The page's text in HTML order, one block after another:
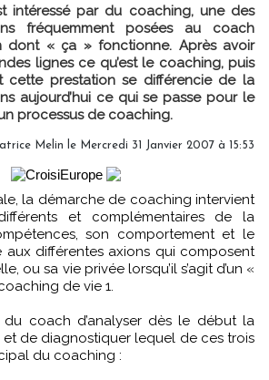
intéressé par du coaching, une des
fréquemment posées au coach
dont « ça » fonctionne. Après avoir
lignes ce qu’est le coaching, puis
cette prestation se différencie de la
aujourd’hui ce qui se passe pour le
processus de coaching.
Melin le Mercredi 31 Janvier 2007 à 15:53
et complémentaires de la
son comportement et le
aux différentes axions qui composent
ou sa vie privée lorsqu’il s’agit d’un «
de vie 1.
du coach d’analyser dès le début la
de diagnostiquer lequel de ces trois
du coaching :